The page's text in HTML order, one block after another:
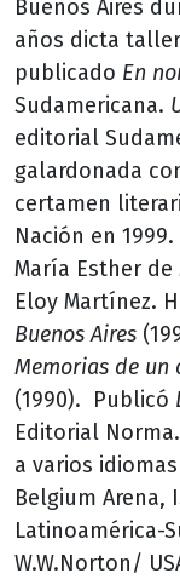
Buenos Aires
años dicta
publicado En
Sudamericana.
editorial
galardonada
certamen
Nación en
María Esther de
Eloy Martínez.
Buenos Aires
Memorias de un
(1990). Publicó
Editorial
a varios
Belgium Arena,
Latinoamérica-
W.W.Norton/